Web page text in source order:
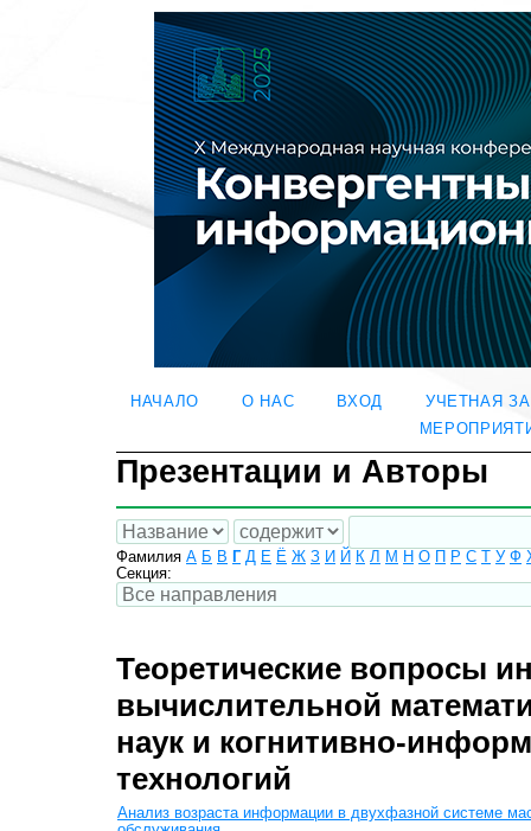
НАЧАЛО О НАС ВХОД
УЧЕТНАЯ
Презентации и Авторы
Фамилия А Б В Г Д Е Ё Ж З И Й К Л М Н О Р С У Ф
Секция:
Теоретические вопросы
вычислительной
наук и когнитивно-
технологий
Анализ возраста информации в двухфазной системе